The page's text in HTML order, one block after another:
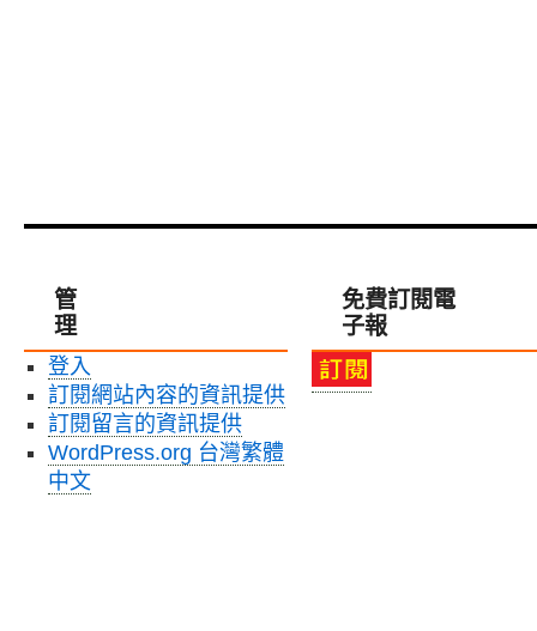
管
理
登入
訂閱網站內容的資訊提供
訂閱留言的資訊提供
WordPress.org 台灣繁體
中文
免費訂閱電
子報